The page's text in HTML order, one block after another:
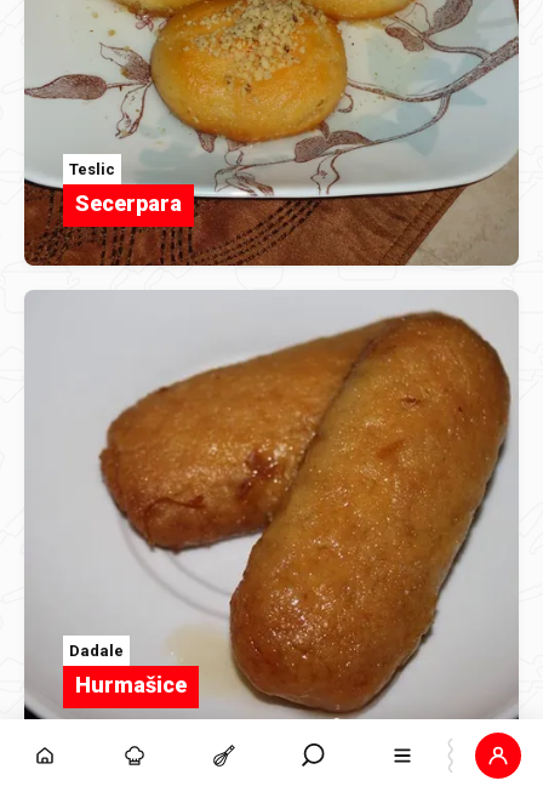
Teslic
Secerpara
Dadale
Hurmašice